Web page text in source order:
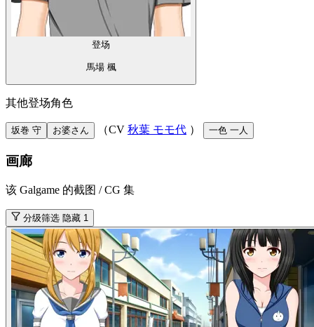
登场
馬場 楓
其他登场角色
坂巻 守 お婆さん （CV 秋葉 モモ代 ） 一色 一人
画廊
该 Galgame 的截图 / CG 集
分级筛选隐藏 1